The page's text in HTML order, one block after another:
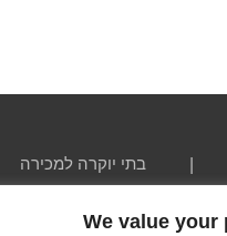
We value your
בתי יוקרה למכירה